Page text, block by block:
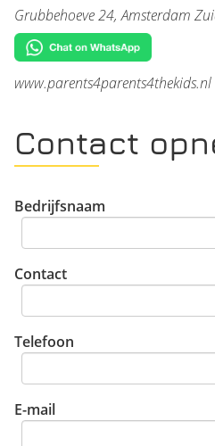
Grubbehoeve 24, Amsterdam
www.parents4parents4thekids.nl
Contact
Bedrijfsnaam
Contact
Telefoon
E-mail